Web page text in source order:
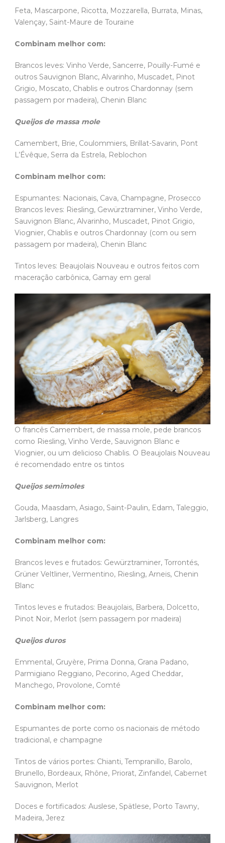
Feta, Mascarpone, Ricotta, Mozzarella, Burrata, Minas,
Valençay, Saint-Maure de Touraine
Combinam melhor com:
Brancos leves: Vinho Verde, Sancerre, Pouilly-Fumé e
outros Sauvignon Blanc, Alvarinho, Muscadet, Pinot
Grigio, Moscato, Chablis e outros Chardonnay (sem
passagem por madeira), Chenin Blanc
Queijos de massa mole
Camembert, Brie, Coulommiers, Brillat-Savarin, Pont
L’Évêque, Serra da Estrela, Reblochon
Combinam melhor com:
Espumantes: Nacionais, Cava, Champagne, Prosecco
Brancos leves: Riesling, Gewürztraminer, Vinho Verde,
Sauvignon Blanc, Alvarinho, Muscadet, Pinot Grigio,
Viognier, Chablis e outros Chardonnay (com ou sem
passagem por madeira), Chenin Blanc
Tintos leves: Beaujolais Nouveau e outros feitos com
maceração carbônica, Gamay em geral
O francês Camembert, de massa mole, pede brancos
como Riesling, Vinho Verde, Sauvignon Blanc e
Viognier, ou um delicioso Chablis. O Beaujolais Nouveau
é recomendado entre os tintos
Queijos semimoles
Gouda, Maasdam, Asiago, Saint-Paulin, Edam, Taleggio,
Jarlsberg, Langres
Combinam melhor com:
Brancos leves e frutados: Gewürztraminer, Torrontés,
Grüner Veltliner, Vermentino, Riesling, Arneis, Chenin
Blanc
Tintos leves e frutados: Beaujolais, Barbera, Dolcetto,
Pinot Noir, Merlot (sem passagem por madeira)
Queijos duros
Emmental, Gruyère, Prima Donna, Grana Padano,
Parmigiano Reggiano, Pecorino, Aged Cheddar,
Manchego, Provolone, Comté
Combinam melhor com:
Espumantes de porte como os nacionais de método
tradicional, e champagne
Tintos de vários portes: Chianti, Tempranillo, Barolo,
Brunello, Bordeaux, Rhône, Priorat, Zinfandel, Cabernet
Sauvignon, Merlot
Doces e fortificados: Auslese, Spätlese, Porto Tawny,
Madeira, Jerez